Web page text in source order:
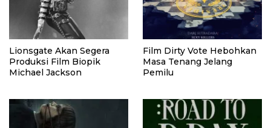
Lionsgate Akan Segera
Produksi Film Biopik
Michael Jackson
Film Dirty Vote Hebohkan
Masa Tenang Jelang
Pemilu